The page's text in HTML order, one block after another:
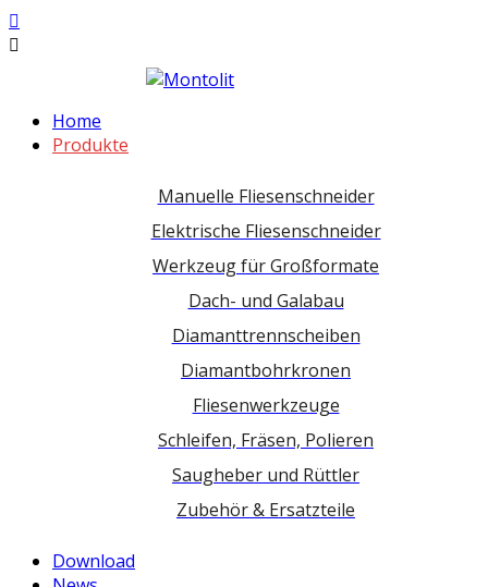
Home
Produkte
Manuelle Fliesenschneider
Elektrische Fliesenschneider
Werkzeug für Großformate
Dach- und Galabau
Diamanttrennscheiben
Diamantbohrkronen
Fliesenwerkzeuge
Schleifen, Fräsen, Polieren
Saugheber und Rüttler
Zubehör & Ersatzteile
Download